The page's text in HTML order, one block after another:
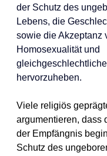
der Schutz des
Lebens, die
sowie die Akzeptanz
Homosexualität und
hervorzuheben.
Viele religiös
argumentieren, dass
der Empfängnis
Schutz des